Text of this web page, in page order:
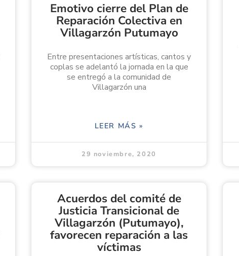
Emotivo cierre del Plan de
Reparación Colectiva en
Villagarzón Putumayo
Entre presentaciones artísticas, cantos y
coplas se adelantó la jornada en la que
se entregó a la comunidad de
Villagarzón una
LEER MÁS »
29 noviembre, 2020
Acuerdos del comité de
Justicia Transicional de
Villagarzón (Putumayo),
favorecen reparación a las
víctimas